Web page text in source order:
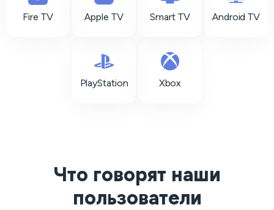
Fire TV Apple TV Smart TV Android TV
PlayStation Xbox
Что говорят наши
пользователи